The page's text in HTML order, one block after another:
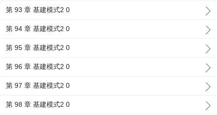
第 93 章 基建模式2 0
第 94 章 基建模式2 0
第 95 章 基建模式2 0
第 96 章 基建模式2 0
第 97 章 基建模式2 0
第 98 章 基建模式2 0